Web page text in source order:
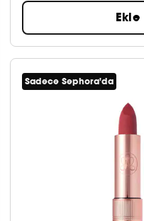
Ekle
Sadece Sephora'da